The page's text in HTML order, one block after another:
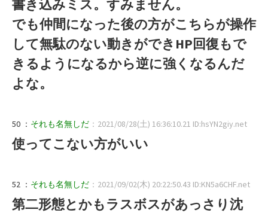
書き込みミス。すみません。
でも仲間になった後の方がこちらが操作
して無駄のない動きができHP回復もで
きるようになるから逆に強くなるんだ
よな。
50 ： それも名無しだ ：2021/08/28(土) 16:36:10.21 ID:hsYN2giy.net
使ってこない方がいい
52 ： それも名無しだ ：2021/09/02(木) 20:22:50.43 ID:KN5a6CHF.net
第二形態とかもラスボスがあっさり沈